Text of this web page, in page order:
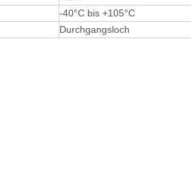
-40°C bis +105°C
Durchgangsloch